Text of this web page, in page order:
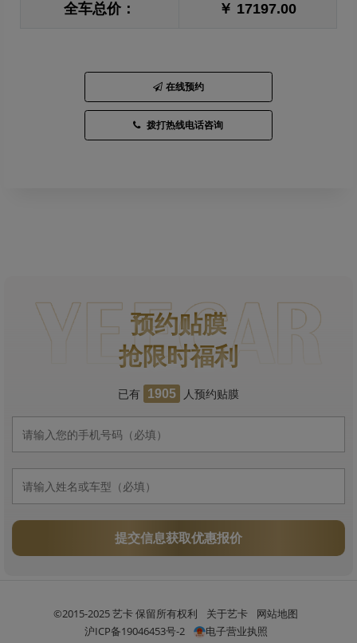
全车总价： ￥ 17197.00
在线预约
拨打热线电话咨询
预约贴膜
抢限时福利
已有 1905 人预约贴膜
提交信息获取优惠报价
©2015-2025 艺卡 保留所有权利 关于艺卡
网站地图
沪ICP备19046453号-2
电子营业执照